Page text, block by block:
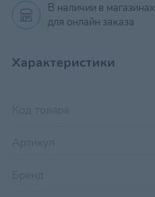
В наличии в магазинах
для онлайн заказа
Характеристики